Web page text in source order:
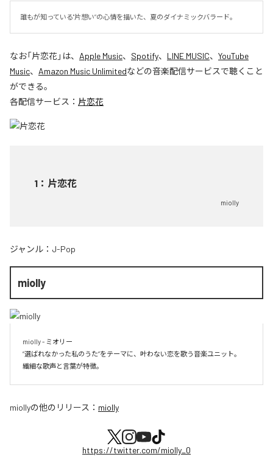
誰もが知っている"片想い”の心情を描いた、夏のダイナミックバラード。
なお「片恋花」は、 Apple Music、 Spotify、 LINE MUSIC、 YouTube
Music、 Amazon Music Unlimitedなどの音楽配信サービスで聴くこと
ができる。
各配信サービス： 片恋花
1 ： 片恋花
miolly
ジャンル： J-Pop
miolly
miolly - ミオリー
”選ばれなかった私のうた”をテーマに、叶わない恋を歌う音楽ユニット。
miollyの他のリリース： miolly
https://twitter.com/miolly_0